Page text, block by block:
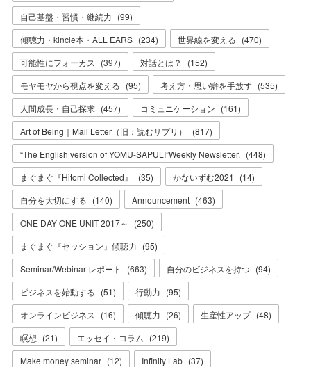
自己基盤・習慣・継続力 (99)
傾聴力・kincle本・ALL EARS (234) 世界線を変える (470)
可能性にフォーカス
(397) 対話とは？ (152)
モヤモヤから視点を変える (95) 考え方・思い癖を手放す (535)
人間成長・自己探求 (457) コミュニケーション (161)
Art of Being｜Mail Letter（旧：読むサプリ）
(817)
“The English version of YOMU-SAPULI”Weekly Newsletter. (448)
まぐまぐ『Hitomi Collected』
(35) かないずむ2021 (14)
自分を大切にする (140) Announcement (463)
ONE DAY ONE UNIT 2017～
(250)
まぐまぐ『セッション』傾聴力 (95)
Seminar/Webinar レポート
(663) 自分のビジネスを持つ (94)
ビジネスを始動する (51) 行動力 (95)
オンラインビジネス
(16) 傾聴力 (26) 生産性アップ (48)
瞑想 (21) エッセイ・コラム (219)
Make money seminar (12) Infinity Lab (37)